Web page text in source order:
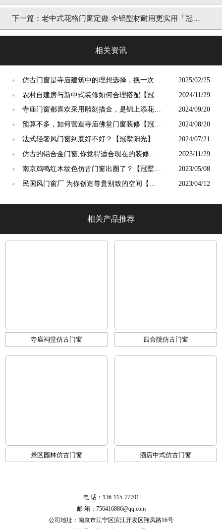
成品发货「冠墅阳光」
下一篇： 老中式花格门窗定做-全铝型材耐用更实用「冠墅
相关资讯
●
仿古门窗是寺庙建筑中的理想选择，换一次用
终生【冠墅阳光】
2025/02/25
●
农村自建房与新中式装修如何合理搭配【冠墅
阳光】
2024/11/29
●
寺庙门窗都喜欢采用雕刻描金，是锦上添花
吗？【冠墅阳光】
2024/09/20
●
预算不多，如何营造寺庙佛堂门窗装修【冠墅
阳光】
2024/08/20
● 法式轻奢风门窗到底好不好？【冠墅阳光】 2024/07/21
●
仿古的铝合金门窗,你觉得适合现在的装修吗?
【冠墅阳光】
2023/11/29
●
南京鸡鸣红木纹色仿古门窗出圈了？【冠墅阳
光】
2023/05/08
●
民国风门窗厂 为你创造尊贵别致的空间【冠
2023/04/12
相关产品推荐
寺庙祠堂仿古门窗 四合院仿古门窗
景区园林仿古门窗 酒店中式仿古门窗
电 话：136-115-77701
邮 箱：756416886@qq.com
公司地址：南京市江宁区滨江开发区翔凤路16号